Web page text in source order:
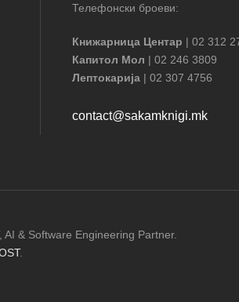
Телефонски броеви:
Книжарница Центар | 02 312
Капитол Мол | 02 246 3809
Лептокарија | 02 307 4756
contact@sakamknigi.mk
AI & Software Engineering Partner.
.